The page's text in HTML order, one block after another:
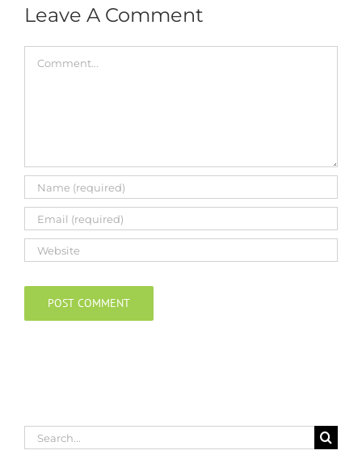
Leave A Comment
Search
for: